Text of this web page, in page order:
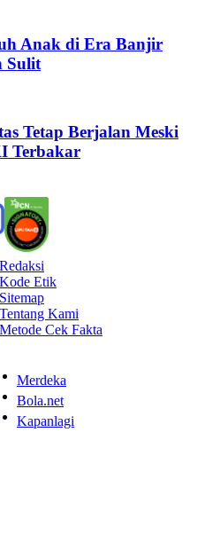
Anak di Era Banjir
Sulit
Tetap Berjalan Meski
Terbakar
Redaksi
Kode Etik
Sitemap
Tentang Kami
Metode Cek Fakta
Merdeka
Bola.net
Kapanlagi